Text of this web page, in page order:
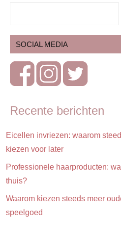
Blog
Gezin
Op
stap
Reizen
SOCIAL MEDIA
Recente berichten
Eicellen invriezen: waarom
kiezen voor later
Professionele haarproducten:
thuis?
Waarom kiezen steeds meer
speelgoed